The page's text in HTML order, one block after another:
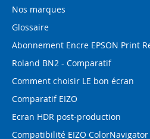
Nos marques
Glossaire
Abonnement Encre EPSON Print
Roland BN2 - Comparatif
Comment choisir LE bon écran
Comparatif EIZO
Ecran HDR post-production
Compatibilité EIZO ColorNavigator